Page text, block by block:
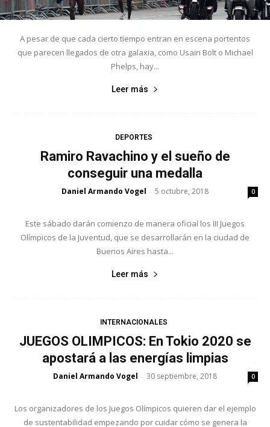
A pesar de que cada cierto tiempo entran en escena portentos
que parecen llegados de otra galaxia, como Usain Bolt o Michael
Phelps, hay...
Leer más
DEPORTES
Ramiro Ravachino y el sueño de
conseguir una medalla
Daniel Armando Vogel - 5 octubre, 2018 0
Este sábado darán comienzo de manera oficial los III Juegos
Olímpicos de la Juventud, que se desarrollarán en la ciudad de
Buenos Aires hasta...
Leer más
INTERNACIONALES
JUEGOS OLIMPICOS: En Tokio 2020 se
apostará a las energías limpias
Daniel Armando Vogel - 30 septiembre, 2018 0
Los organizadores de los Juegos Olímpicos quieren dar el ejemplo
de sustentabilidad empezando por cuidar cómo se genera la